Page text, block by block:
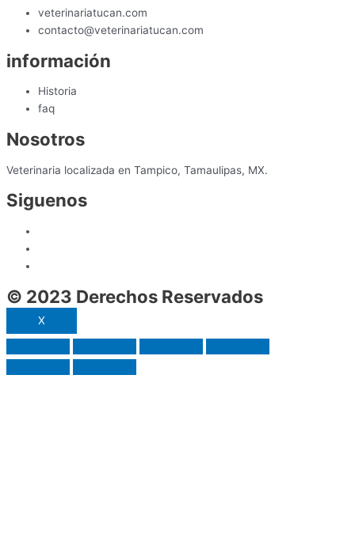
veterinariatucan.com
contacto@veterinariatucan.com
información
Historia
faq
Nosotros
Veterinaria localizada en Tampico, Tamaulipas, MX.
Siguenos
© 2023 Derechos Reservados
X